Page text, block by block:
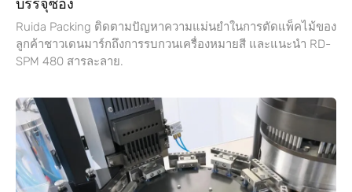
บรรจุซอง
Ruida Packing ติดตามปัญหาความแม่นยำในการตัดแพ็คไม้ของ
ลูกค้าชาวเดนมาร์กถึงการรบกวนเครื่องหมายสี และแนะนำ RD-
SPM 480 สารละลาย.